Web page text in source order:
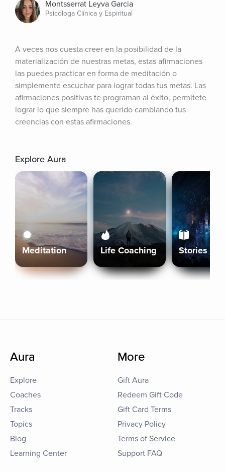
Montsserrat Leyva Garcia
Psicóloga Clínica y Espiritual
A veces nos cuesta creer en la posibilidad de la
materialización de nuestras metas, estas afirmaciones
las puedes practicar en forma de meditación o
simplemente escuchar para lograr todas tus metas. Las
afirmaciones positivas te programan al éxito, permítete
lograr lo que siempre has querido cambiando tus
creencias con estas afirmaciones.
Explore Aura
Meditation Life Coaching Stories
Aura
Explore
Coaches
Tracks
Topics
Blog
Learning Center
More
Gift Aura
Redeem Gift Code
Gift Card Terms
Privacy Policy
Terms of Service
Support FAQ